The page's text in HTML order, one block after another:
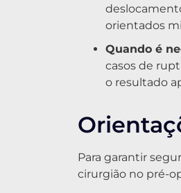
orientados
Quando é
casos de
o resultado
Para garantir
cirurgião no pré-